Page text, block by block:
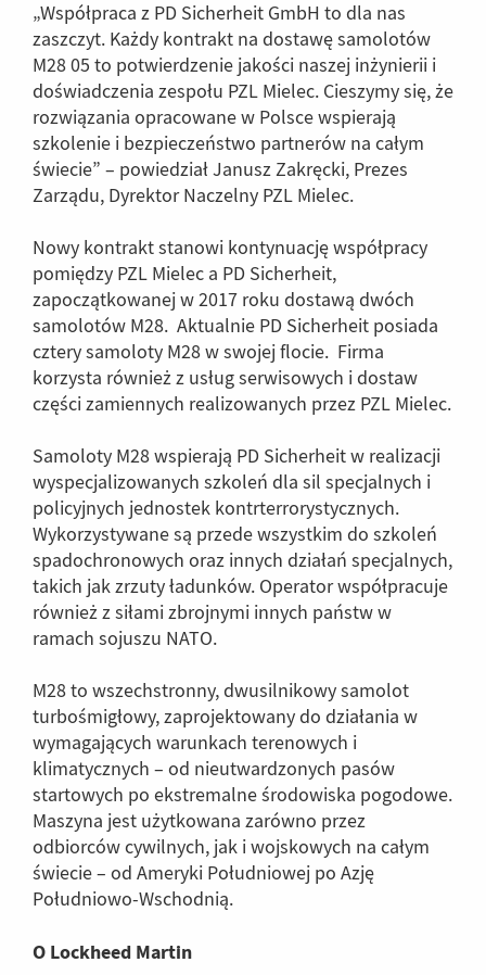
„Współpraca z PD Sicherheit GmbH to dla nas
zaszczyt. Każdy kontrakt na dostawę samolotów
M28 05 to potwierdzenie jakości naszej inżynierii i
doświadczenia zespołu PZL Mielec. Cieszymy się, że
rozwiązania opracowane w Polsce wspierają
szkolenie i bezpieczeństwo partnerów na całym
świecie” – powiedział Janusz Zakręcki, Prezes
Zarządu, Dyrektor Naczelny PZL Mielec.
Nowy kontrakt stanowi kontynuację współpracy
pomiędzy PZL Mielec a PD Sicherheit,
zapoczątkowanej w 2017 roku dostawą dwóch
samolotów M28. Aktualnie PD Sicherheit posiada
cztery samoloty M28 w swojej flocie. Firma
korzysta również z usług serwisowych i dostaw
części zamiennych realizowanych przez PZL Mielec.
Samoloty M28 wspierają PD Sicherheit w realizacji
wyspecjalizowanych szkoleń dla sil specjalnych i
policyjnych jednostek kontrterrorystycznych.
Wykorzystywane są przede wszystkim do szkoleń
spadochronowych oraz innych działań specjalnych,
takich jak zrzuty ładunków. Operator współpracuje
również z siłami zbrojnymi innych państw w
ramach sojuszu NATO.
M28 to wszechstronny, dwusilnikowy samolot
turbośmigłowy, zaprojektowany do działania w
wymagających warunkach terenowych i
klimatycznych – od nieutwardzonych pasów
startowych po ekstremalne środowiska pogodowe.
Maszyna jest użytkowana zarówno przez
odbiorców cywilnych, jak i wojskowych na całym
świecie – od Ameryki Południowej po Azję
Południowo-Wschodnią.
O Lockheed Martin